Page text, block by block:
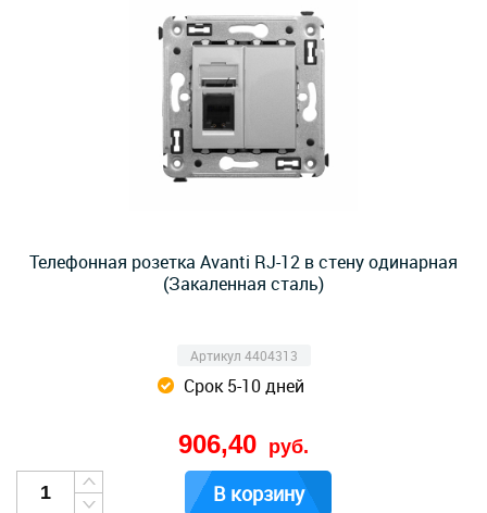
Телефонная розетка Avanti RJ-12 в стену одинарная
(Закаленная сталь)
Артикул 4404313
Срок 5-10 дней
906,40 руб.
В корзину